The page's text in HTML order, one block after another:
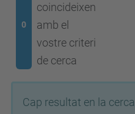
0
coincideixen
amb el
vostre criteri
de cerca
Cap resultat en la cerca.